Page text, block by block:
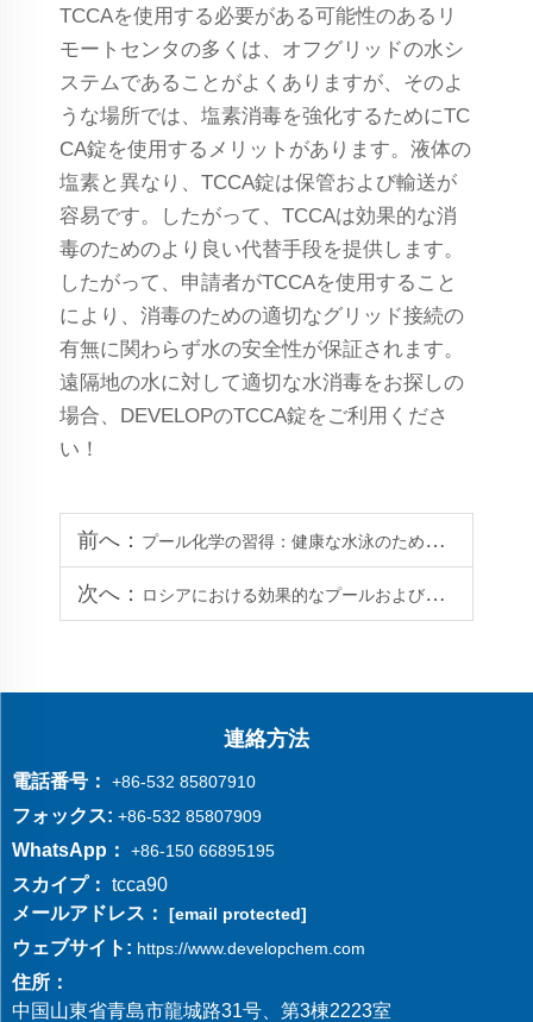
TCCAを使用する必要がある可能性のあるリ
モートセンタの多くは、オフグリッドの水シ
ステムであることがよくありますが、そのよ
うな場所では、塩素消毒を強化するためにTC
CA錠を使用するメリットがあります。液体の
塩素と異なり、TCCA錠は保管および輸送が
容易です。したがって、TCCAは効果的な消
毒のためのより良い代替手段を提供します。
したがって、申請者がTCCAを使用すること
により、消毒のための適切なグリッド接続の
有無に関わらず水の安全性が保証されます。
遠隔地の水に対して適切な水消毒をお探しの
場合、DEVELOPのTCCA錠をご利用くださ
い！
前へ： プール化学の習得：健康な水泳のためのpHと塩素のバランス
次へ： ロシアにおける効果的なプールおよび銭湯の消毒のためのTCCA
連絡方法
電話番号： +86-532 85807910
フォックス: +86-532 85807909
WhatsApp： +86-150 66895195
スカイプ： tcca90
メールアドレス：
[email protected]
ウェブサイト: https://www.developchem.com
住所：
中国山東省青島市龍城路31号、第3棟2223室